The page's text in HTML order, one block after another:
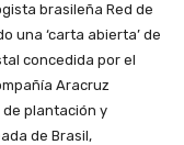
brasileña Red de
una ‘carta abierta’ de
concedida por el
Aracruz
de plantación y
de Brasil,